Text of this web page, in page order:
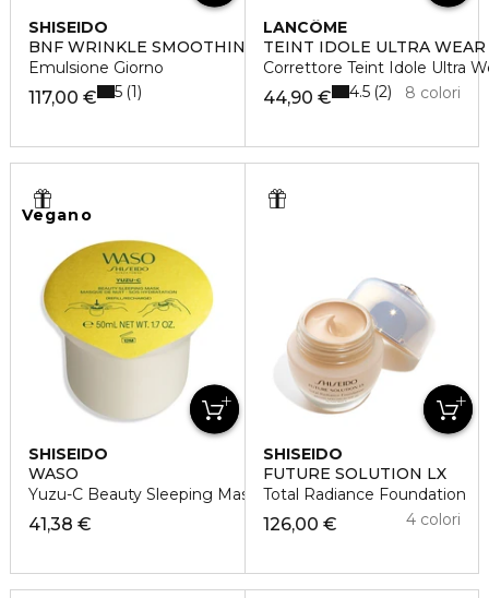
SHISEIDO
BNF WRINKLE SMOOTHING
Emulsione Giorno
117,00 € 5 1
LANCÔME
TEINT IDOLE ULTRA WEAR
Correttore Teint Idole Ultra
44,90 € 8 colori
4.5 2
Vegano
SHISEIDO
WASO
Yuzu-C Beauty Sleeping Mask Refill
41,38 €
SHISEIDO
FUTURE SOLUTION LX
Total Radiance Foundation
126,00 € 4 colori